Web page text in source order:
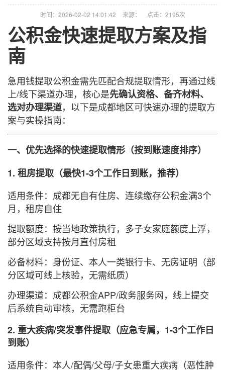
时间：2026-02-02 14:01:42 来源： 点击：2195次
公积金快速提取方案及指
南
急用钱提取公积金需先匹配合规提取情形，再通过线
上/线下渠道办理，核心是先确认资格、备齐材料、
选对办理渠道，以下是成都地区可快速办理的提取方
案与实操指南：
一、优先选择的快速提取情形（按到账速度排序）
1. 租房提取（最快1-3个工作日到账，推荐）
适用条件：成都无自有住房、连续缴存公积金满3个
月，租房自住
提取额度：按当地政策执行，多子女家庭额度上浮，
部分区域支持按月直付房租
必备材料：身份证、本人一类银行卡、无房证明（部
分区域可线上核验，无需纸质）
办理渠道：成都公积金APP/政务服务网，线上提交
后系统自动审核，无需跑柜台
2. 重大疾病/突发事件提取（应急专属，1-3个工作日
到账）
适用条件：本人/配偶/父母/子女患重大疾病（恶性肿